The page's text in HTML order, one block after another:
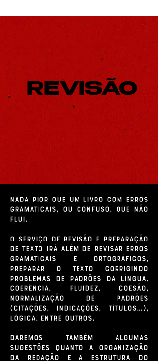
REVISÃO
Nada pior que um livro com erros
gramaticais, ou confuso, que não
flui.
O serviço de revisão e preparação
de texto irá além de revisar erros
gramaticais e ortográficos,
preparar o texto corrigindo
problemas de padrões da língua,
coerência, fluidez, coesão,
normalização de padrões
(citações, indicações, títulos…),
lógica, entre outros.
Daremos também algumas
sugestões quanto a organização
da redação e a estrutura do